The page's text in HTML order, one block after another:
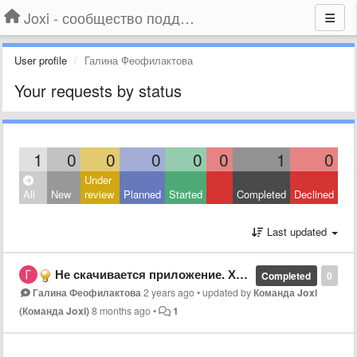
Joxi - сообщество поддержки
User profile Галина Феофилактова
Your requests by status
1 0 0 0 0 0 1 0
All New
Under
review
Planned Started Completed Declined
Last updated
0
Completed
Не скачивается приложение. Хелп!
Галина Феофилактова2 years ago•updated byКоманда Joxi
(Команда Joxi)8 months ago• 1